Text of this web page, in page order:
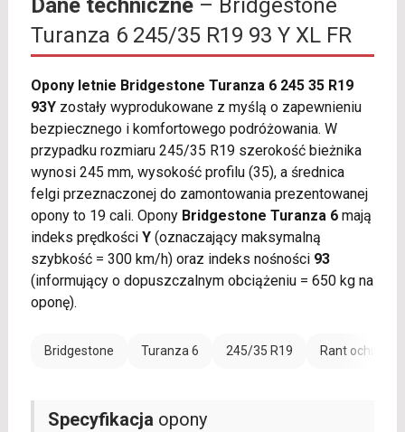
Dane techniczne– Bridgestone
Turanza 6 245/35 R19 93 Y XL FR
Opony letnie Bridgestone Turanza 6 245 35 R19
93Yzostały wyprodukowane z myślą o zapewnieniu
bezpiecznego i komfortowego podróżowania. W
przypadku rozmiaru 245/35 R19 szerokość bieżnika
wynosi 245 mm, wysokość profilu (35), a średnica
felgi przeznaczonej do zamontowania prezentowanej
opony to 19 cali. Opony Bridgestone Turanza 6mają
indeks prędkości Y(oznaczający maksymalną
szybkość = 300 km/h) oraz indeks nośności 93
(informujący o dopuszczalnym obciążeniu = 650 kg na
oponę).
Bridgestone Turanza 6 245/35 R19 Rant ochronny
Specyfikacja opony